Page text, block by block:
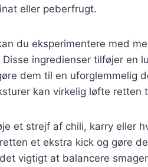
eller peberfrugt.
du eksperimentere med
ingredienser tilføjer en
dem til en uforglemmelig
kan virkelig løfte retten
et strejf af chili, karry eller
et ekstra kick og gøre
vigtigt at balancere